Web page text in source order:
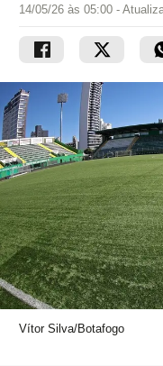
14/05/26 às 05:00 -
Vítor Silva/Botafogo